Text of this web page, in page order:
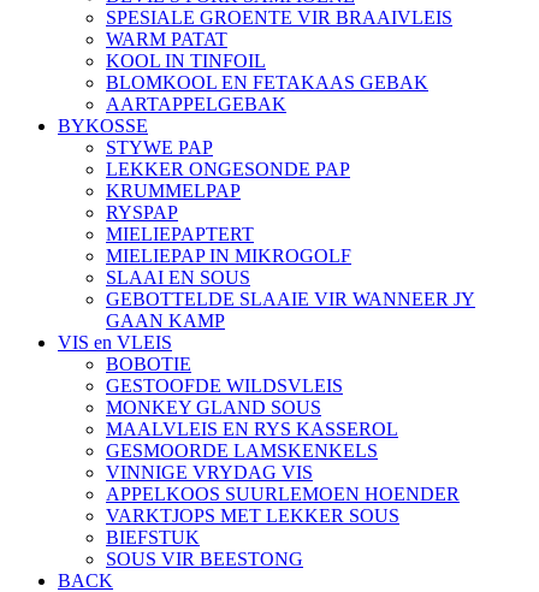
SPESIALE GROENTE VIR BRAAIVLEIS
WARM PATAT
KOOL IN TINFOIL
BLOMKOOL EN FETAKAAS GEBAK
AARTAPPELGEBAK
BYKOSSE
STYWE PAP
LEKKER ONGESONDE PAP
KRUMMELPAP
RYSPAP
MIELIEPAPTERT
MIELIEPAP IN MIKROGOLF
SLAAI EN SOUS
GEBOTTELDE SLAAIE VIR WANNEER JY
GAAN KAMP
VIS en VLEIS
BOBOTIE
GESTOOFDE WILDSVLEIS
MONKEY GLAND SOUS
MAALVLEIS EN RYS KASSEROL
GESMOORDE LAMSKENKELS
VINNIGE VRYDAG VIS
APPELKOOS SUURLEMOEN HOENDER
VARKTJOPS MET LEKKER SOUS
BIEFSTUK
SOUS VIR BEESTONG
BACK